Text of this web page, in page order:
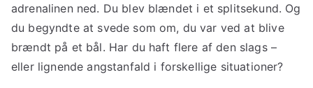
adrenalinen ned. Du blev blændet i et splitsekund. Og
du begyndte at svede som om, du var ved at blive
brændt på et bål. Har du haft flere af den slags –
eller lignende angstanfald i forskellige situationer?